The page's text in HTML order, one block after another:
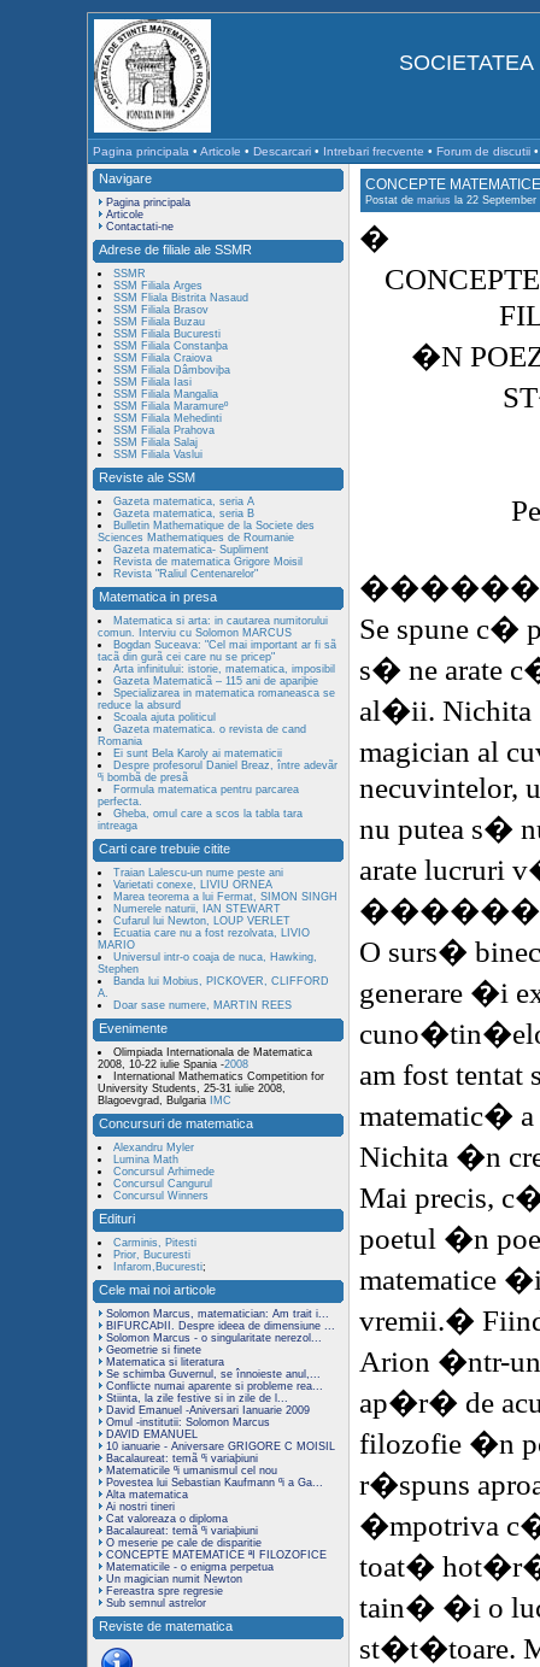
Pagina principala • Articole • Descarcari• Intrebari frecvente • Forum de discutii
Navigare
Pagina principala
Articole
Contactati-ne
Adrese de filiale ale SSMR
SSMR
SSM Filiala Arges
SSM Fliala Bistrita Nasaud
SSM Filiala Brasov
SSM Filiala Buzau
SSM Filiala Bucuresti
SSM Filiala Constanþa
SSM Filiala Craiova
SSM Filiala Dâmboviþa
SSM Filiala Iasi
SSM Filiala Mangalia
SSM Filiala Maramureº
SSM Filiala Mehedinti
SSM Filiala Prahova
SSM Filiala Salaj
SSM Filiala Vaslui
Reviste ale SSM
Gazeta matematica, seria A
Gazeta matematica, seria B
Bulletin Mathematique de la Societe des
Sciences Mathematiques de Roumanie
Gazeta matematica- Supliment
Revista de matematica Grigore Moisil
Revista "Raliul Centenarelor"
Matematica in presa
Matematica si arta: in cautarea numitorului
comun. Interviu cu Solomon MARCUS
Bogdan Suceava: "Cel mai important ar fi sã
tacã din gurã cei care nu se pricep"
Arta infinitului: istorie, matematica, imposibil
Gazeta Matematicã – 115 ani de apariþie
Specializarea in matematica romaneasca se
reduce la absurd
Scoala ajuta politicul
Gazeta matematica. o revista de cand
Romania
Ei sunt Bela Karoly ai matematicii
Despre profesorul Daniel Breaz, între adevãr
ºi bombã de presã
Formula matematica pentru parcarea
perfecta.
Gheba, omul care a scos la tabla tara
intreaga
Carti care trebuie citite
Traian Lalescu-un nume peste ani
Varietati conexe, LIVIU ORNEA
Marea teorema a lui Fermat, SIMON SINGH
Numerele naturii, IAN STEWART
Cufarul lui Newton, LOUP VERLET
Ecuatia care nu a fost rezolvata, LIVIO
MARIO
Universul intr-o coaja de nuca, Hawking,
Stephen
Banda lui Mobius, PICKOVER, CLIFFORD
A.
Doar sase numere, MARTIN REES
Evenimente
Olimpiada Internationala de Matematica
2008, 10-22 iulie Spania -2008
International Mathematics Competition for
University Students, 25-31 iulie 2008,
Blagoevgrad, BulgariaIMC
Concursuri de matematica
Alexandru Myler
Lumina Math
Concursul Arhimede
Concursul Cangurul
Concursul Winners
Edituri
Carminis, Pitesti
Prior, Bucuresti
Infarom,Bucuresti;
Cele mai noi articole
Solomon Marcus, matematician: Am trait i...
BIFURCAÞII. Despre ideea de dimensiune ...
Solomon Marcus - o singularitate nerezol...
Geometrie si finete
Matematica si literatura
Se schimba Guvernul, se înnoieste anul,...
Conflicte numai aparente si probleme rea...
Stiinta, la zile festive si in zile de l...
David Emanuel -Aniversari Ianuarie 2009
Omul -institutii: Solomon Marcus
DAVID EMANUEL
10 ianuarie - Aniversare GRIGORE C MOISIL
Bacalaureat: temã ºi variaþiuni
Matematicile ºi umanismul cel nou
Povestea lui Sebastian Kaufmann ºi a Ga...
Alta matematica
Ai nostri tineri
Cat valoreaza o diploma
Bacalaureat: temã ºi variaþiuni
O meserie pe cale de disparitie
CONCEPTE MATEMATICE ªI FILOZOFICE
Matematicile - o enigma perpetua
Un magician numit Newton
Fereastra spre regresie
Sub semnul astrelor
Reviste de matematica
CONCEPTE
Postat de marius la 22
�
�N
���
Se spune c�
s� ne arate
al�ii. Nichita
magician al
necuvintelor,
nu putea s�
arate lucruri
�
O surs�
generare �i
am fost
matematic�
Nichita �n
Mai precis,
poetul �n
matematice
vremii.�
Arion �ntr-un
ap�r� de
filozofie �n
r�spuns
�mpotriva
toat�
tain� �i o
st�t�toare.